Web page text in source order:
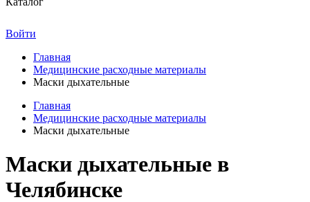
Войти
Главная
Медицинские расходные материалы
Маски дыхательные
Главная
Медицинские расходные материалы
Маски дыхательные
Маски дыхательные в
Челябинске